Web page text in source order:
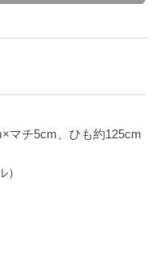
マチ5cm、ひも約125cm